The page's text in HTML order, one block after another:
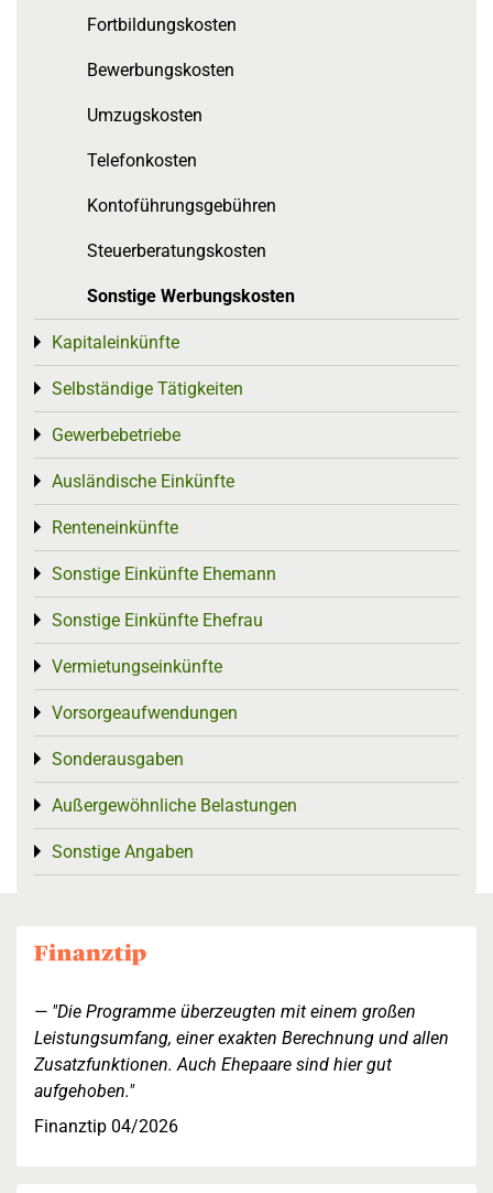
Fortbildungskosten
Bewerbungskosten
Umzugskosten
Telefonkosten
Kontoführungsgebühren
Steuerberatungskosten
Sonstige Werbungskosten
Kapitaleinkünfte
Toggle menu
Selbständige Tätigkeiten
Toggle menu
Gewerbebetriebe
Toggle menu
Ausländische Einkünfte
Toggle menu
Renteneinkünfte
Toggle menu
Sonstige Einkünfte Ehemann
Toggle menu
Sonstige Einkünfte Ehefrau
Toggle menu
Vermietungseinkünfte
Toggle menu
Vorsorgeaufwendungen
Toggle menu
Sonderausgaben
Toggle menu
Außergewöhnliche Belastungen
Toggle menu
Sonstige Angaben
Toggle menu
"Die Programme überzeugten mit einem großen
Leistungsumfang, einer exakten Berechnung und allen
Zusatzfunktionen. Auch Ehepaare sind hier gut
aufgehoben."
Finanztip 04/2026